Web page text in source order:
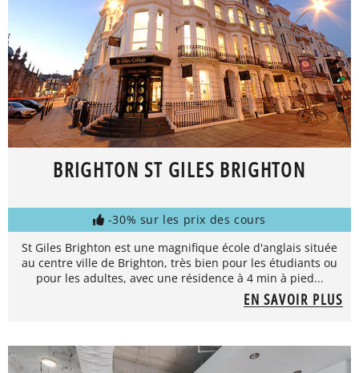
BRIGHTON ST GILES BRIGHTON
-30% sur les prix des cours
St Giles Brighton est une magnifique école d'anglais située
au centre ville de Brighton, très bien pour les étudiants ou
pour les adultes, avec une résidence à 4 min à pied...
EN SAVOIR PLUS